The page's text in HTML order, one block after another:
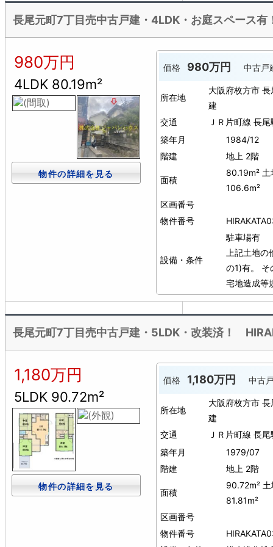
長尾元町7丁目売中古戸建・4LDK・お庭スペース
980万円
4LDK 80.19m²
物件の詳細を見る
価格 980万円 中古戸
所在地
大阪府枚方市
建
交通
ＪＲ片町線 長
築年月
1984/12
階建
地上 2階
面積
80.19m² 土
106.6m²
区画番号
物件番号
設備・条件
駐車場有
上記土地
の1)有。 そ
宅地造成等
長尾元町7丁目売中古戸建・5LDK・改装済！
1,180万円
5LDK 90.72m²
物件の詳細を見る
価格 1,180万円 中古
所在地
大阪府枚方市
建
交通
ＪＲ片町線 長
築年月
1979/07
階建
地上 2階
面積
90.72m² 土
81.81m²
区画番号
物件番号